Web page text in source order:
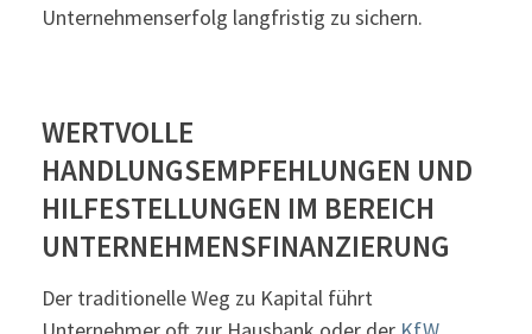
Unternehmenserfolg langfristig zu sichern.
WERTVOLLE
HANDLUNGSEMPFEHLUNGEN UND
HILFESTELLUNGEN IM BEREICH
UNTERNEHMENSFINANZIERUNG
Der traditionelle Weg zu Kapital führt